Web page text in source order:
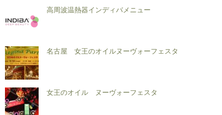
高周波温熱器インディバメニュー
名古屋 女王のオイルヌーヴォーフェスタ
女王のオイル ヌーヴォーフェスタ